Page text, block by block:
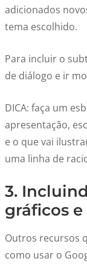
adicionados
tema escolhido.
Para incluir o
de diálogo e ir
DICA: faça um
apresentação,
e o que vai
uma linha de
3.
gráficos
Outros recursos
como usar o